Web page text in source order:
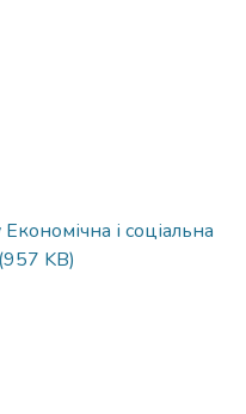
і соціальна
(957 KB)